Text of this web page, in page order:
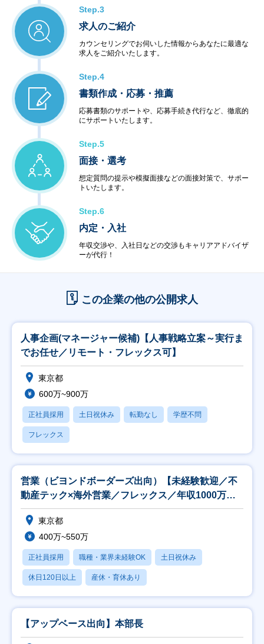
Step.3
求人のご紹介
カウンセリングでお伺いした情報からあなたに最適な
求人をご紹介いたします。
Step.4
書類作成・応募・推薦
応募書類のサポートや、応募手続き代行など、徹底的
にサポートいたします。
Step.5
面接・選考
想定質問の提示や模擬面接などの面接対策で、サポー
トいたします。
Step.6
内定・入社
年収交渉や、入社日などの交渉もキャリアアドバイザ
ーが代行！
この企業の他の公開求人
人事企画(マネージャー候補)【人事戦略立案～実行ま
でお任せ／リモート・フレックス可】
東京都
600万~900万
正社員採用 土日祝休み 転勤なし 学歴不問
フレックス
営業（ビヨンドボーダーズ出向）【未経験歓迎／不
動産テック×海外営業／フレックス／年収1000万叶
う】
東京都
400万~550万
正社員採用 職種・業界未経験OK 土日祝休み
休日120日以上 産休・育休あり
【アップベース出向】本部長